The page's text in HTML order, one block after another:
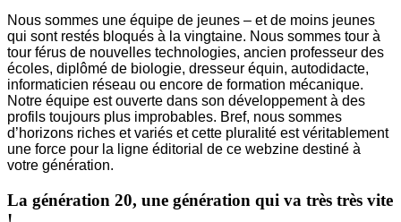
Nous sommes une équipe de jeunes – et de moins jeunes
qui sont restés bloqués à la vingtaine. Nous sommes tour à
tour férus de nouvelles technologies, ancien professeur des
écoles, diplômé de biologie, dresseur équin, autodidacte,
informaticien réseau ou encore de formation mécanique.
Notre équipe est ouverte dans son développement à des
profils toujours plus improbables. Bref, nous sommes
d’horizons riches et variés et cette pluralité est véritablement
une force pour la ligne éditorial de ce webzine destiné à
votre génération.
La génération 20, une génération qui va très très vite